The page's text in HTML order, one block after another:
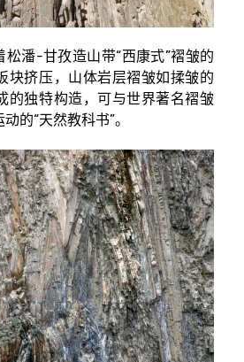
潘-甘孜造山带“西康式”褶皱的
块挤压，山体岩层褶皱如揉皱的
的独特构造，可与世界著名褶皱
的“天然教科书”。